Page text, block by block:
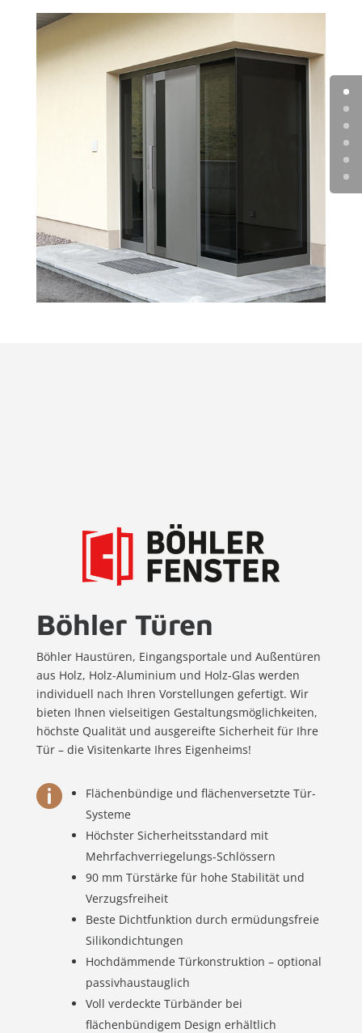
Böhler Türen
Böhler Haustüren, Eingangsportale und Außentüren
aus Holz, Holz-Aluminium und Holz-Glas werden
individuell nach Ihren Vorstellungen gefertigt. Wir
bieten Ihnen vielseitigen Gestaltungsmöglichkeiten,
höchste Qualität und ausgereifte Sicherheit für Ihre
Tür – die Visitenkarte Ihres Eigenheims!

Flächenbündige und flächenversetzte Tür-
Systeme
Höchster Sicherheitsstandard mit
Mehrfachverriegelungs-Schlössern
90 mm Türstärke für hohe Stabilität und
Verzugsfreiheit
Beste Dichtfunktion durch ermüdungsfreie
Silikondichtungen
Hochdämmende Türkonstruktion – optional
passivhaustauglich
Voll verdeckte Türbänder bei
flächenbündigem Design erhältlich